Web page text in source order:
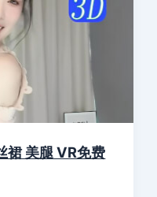
裙 美腿 VR免费